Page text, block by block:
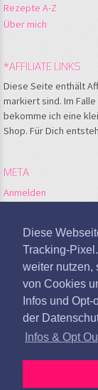
Diese
Tracking-
weiter nutzen,
von Cookies
Infos und
der
Infos & Opt
Rezepte A-Z
Über mich
*AFFILIATE LINKS
Diese Seite enthält
markiert sind. Im
bekomme ich eine
Shop. Für Dich
META
Anmelden
Kommentare-Feed
Google Analytics